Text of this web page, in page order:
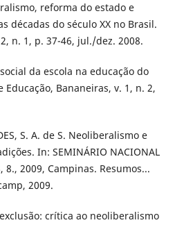
reforma do estado e
décadas do século XX no Brasil.
n. 1, p. 37-46, jul./dez. 2008.
da escola na educação do
Educação, Bananeiras, v. 1, n. 2,
S. A. de S. Neoliberalismo e
In: SEMINÁRIO NACIONAL
8., 2009, Campinas. Resumos...
2009.
crítica ao neoliberalismo